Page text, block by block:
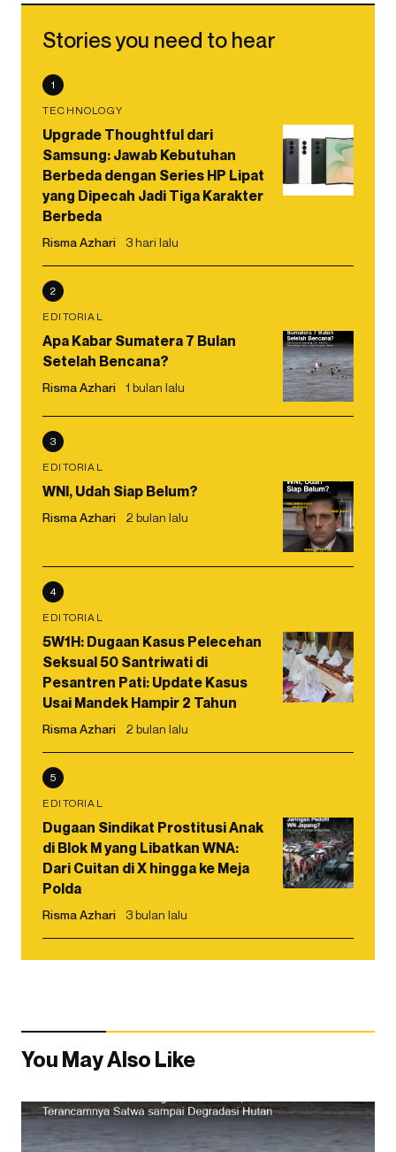
Stories you need to hear
1
TECHNOLOGY
Upgrade Thoughtful dari
Samsung: Jawab Kebutuhan
Berbeda dengan Series HP Lipat
yang Dipecah Jadi Tiga Karakter
Berbeda
Risma Azhari 3 hari lalu
2
EDITORIAL
Apa Kabar Sumatera 7 Bulan
Setelah Bencana?
Risma Azhari 1 bulan lalu
3
EDITORIAL
WNI, Udah Siap Belum?
Risma Azhari 2 bulan lalu
4
EDITORIAL
5W1H: Dugaan Kasus Pelecehan
Seksual 50 Santriwati di
Pesantren Pati: Update Kasus
Usai Mandek Hampir 2 Tahun
Risma Azhari 2 bulan lalu
5
EDITORIAL
Dugaan Sindikat Prostitusi Anak
di Blok M yang Libatkan WNA:
Dari Cuitan di X hingga ke Meja
Polda
Risma Azhari 3 bulan lalu
You May Also Like